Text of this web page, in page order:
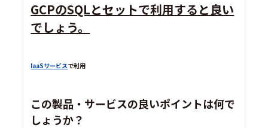
GCPのSQLとセットで利用すると良い
でしょう。
IaaSサービスで利用
この製品・サービスの良いポイントは何で
しょうか？